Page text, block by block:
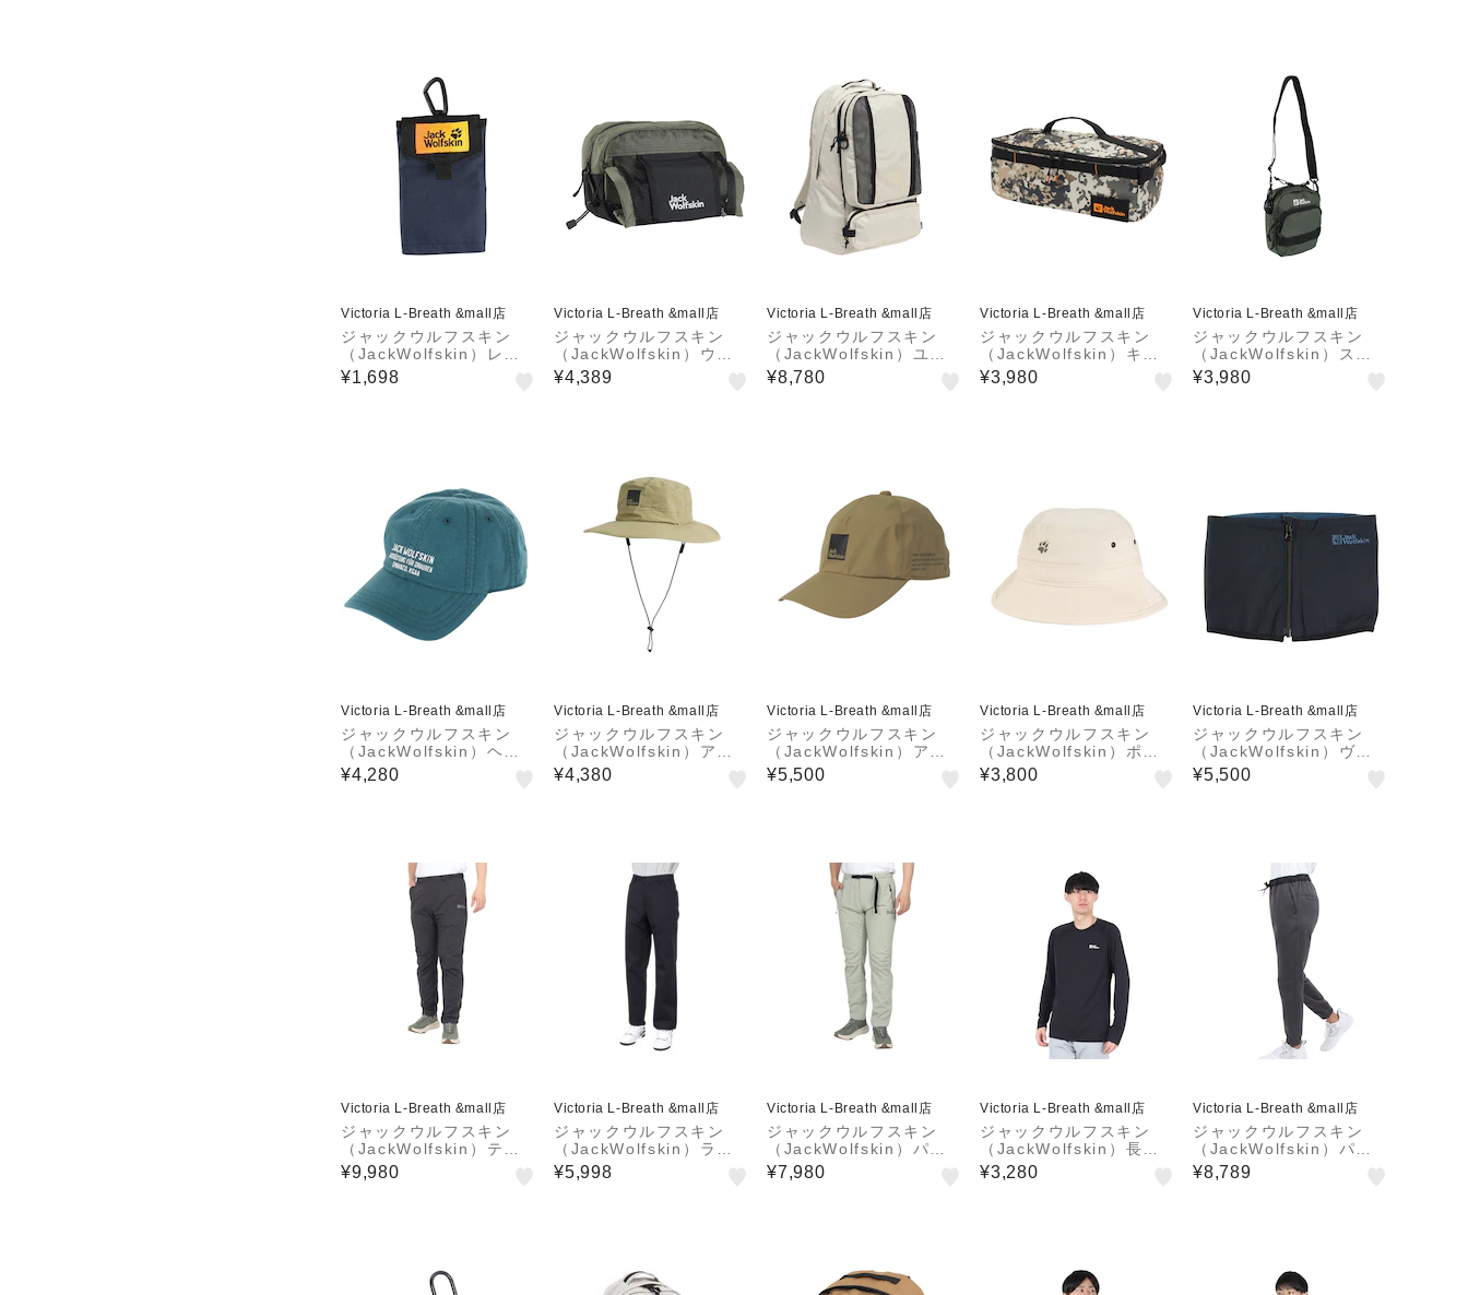
Victoria L-Breath &mall店
ジャックウルフスキン
（JackWolfskin）レト
ロカラビナ ポーチ A636
71-6000
¥1,698
Victoria L-Breath &mall店
ジャックウルフスキン
（JackWolfskin）ウエ
ストバッグ フィールドハ
イカー スリングバッグ A
¥4,389
Victoria L-Breath &mall店
ジャックウルフスキン
（JackWolfskin）ユー
ティル デイパック 4IN1
バッグ A63658-A0028
¥8,780
Victoria L-Breath &mall店
ジャックウルフスキン
（JackWolfskin）キャ
ンプ 収納 ケース ポーチ
ギア MFL SOFT CONT
¥3,980
Victoria L-Breath &mall店
ジャックウルフスキン
（JackWolfskin）スタ
ンダード ショルダーバッ
グ S 2020621-4136
¥3,980
Victoria L-Breath &mall店
ジャックウルフスキン
（JackWolfskin）ヘン
プウッドワーカー キャッ
プ 2 5028574-4299
¥4,280
Victoria L-Breath &mall店
ジャックウルフスキン
（JackWolfskin）アー
バンエコ レインハット 5
024993-5153
¥4,380
Victoria L-Breath &mall店
ジャックウルフスキン
（JackWolfskin）アー
バンエコ レインキャップ
V3 5025003-5153
¥5,500
Victoria L-Breath &mall店
ジャックウルフスキン
（JackWolfskin）ポー
エクスプロア ハット A6
3255-A0028
¥3,800
Victoria L-Breath &mall店
ジャックウルフスキン
（JackWolfskin）ヴァ
ーサ リバーシブル ネッ
クウォーマー GTR A63
¥5,500
Victoria L-Breath &mall店
ジャックウルフスキン
（JackWolfskin）テッ
クフレックス ワームパン
ツ A63216-6350
¥9,980
Victoria L-Breath &mall店
ジャックウルフスキン
（JackWolfskin）ラギ
ットクライムポーイン パ
ンツ A63199-6000
¥5,998
Victoria L-Breath &mall店
ジャックウルフスキン
（JackWolfskin）パン
ツ ボトム ファーストゲ
ール パンツ A62480-41
¥7,980
Victoria L-Breath &mall店
ジャックウルフスキン
（JackWolfskin）長袖
シャツ インフィニットラ
イト ベースレイヤー A6
¥3,280
Victoria L-Breath &mall店
ジャックウルフスキン
（JackWolfskin）パン
ツ ボトム JP URBAN T
HERMO パンツ 503239
¥8,789